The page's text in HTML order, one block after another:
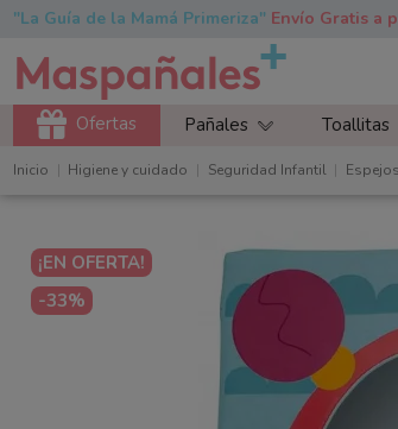
"La Guía de la Mamá Primeriza" Envío Gratis a
Ofertas Pañales Toallitas
Inicio Higiene y cuidado Seguridad Infantil
¡EN OFERTA!
-33%